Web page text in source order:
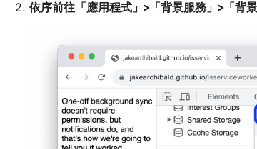
依序前往「應用程式」>「背景服務」>「背景